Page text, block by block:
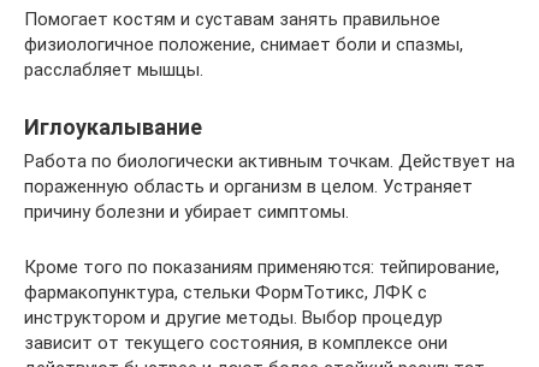
Помогает костям и суставам занять правильное
физиологичное положение, снимает боли и спазмы,
расслабляет мышцы.
Иглоукалывание
Работа по биологически активным точкам. Действует на
пораженную область и организм в целом. Устраняет
причину болезни и убирает симптомы.
Кроме того по показаниям применяются: тейпирование,
фармакопунктура, стельки ФормТотикс, ЛФК с
инструктором и другие методы. Выбор процедур
зависит от текущего состояния, в комплексе они